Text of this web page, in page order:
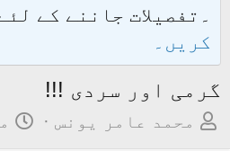
۔تفصیلات جاننے کے
کریں۔
گرمی اور سردی !!!
ممحمد عامر یونس
ت